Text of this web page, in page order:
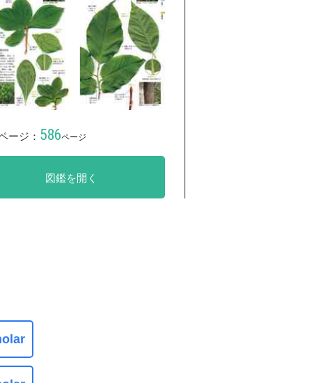
ージ： 586ページ
図鑑を開く